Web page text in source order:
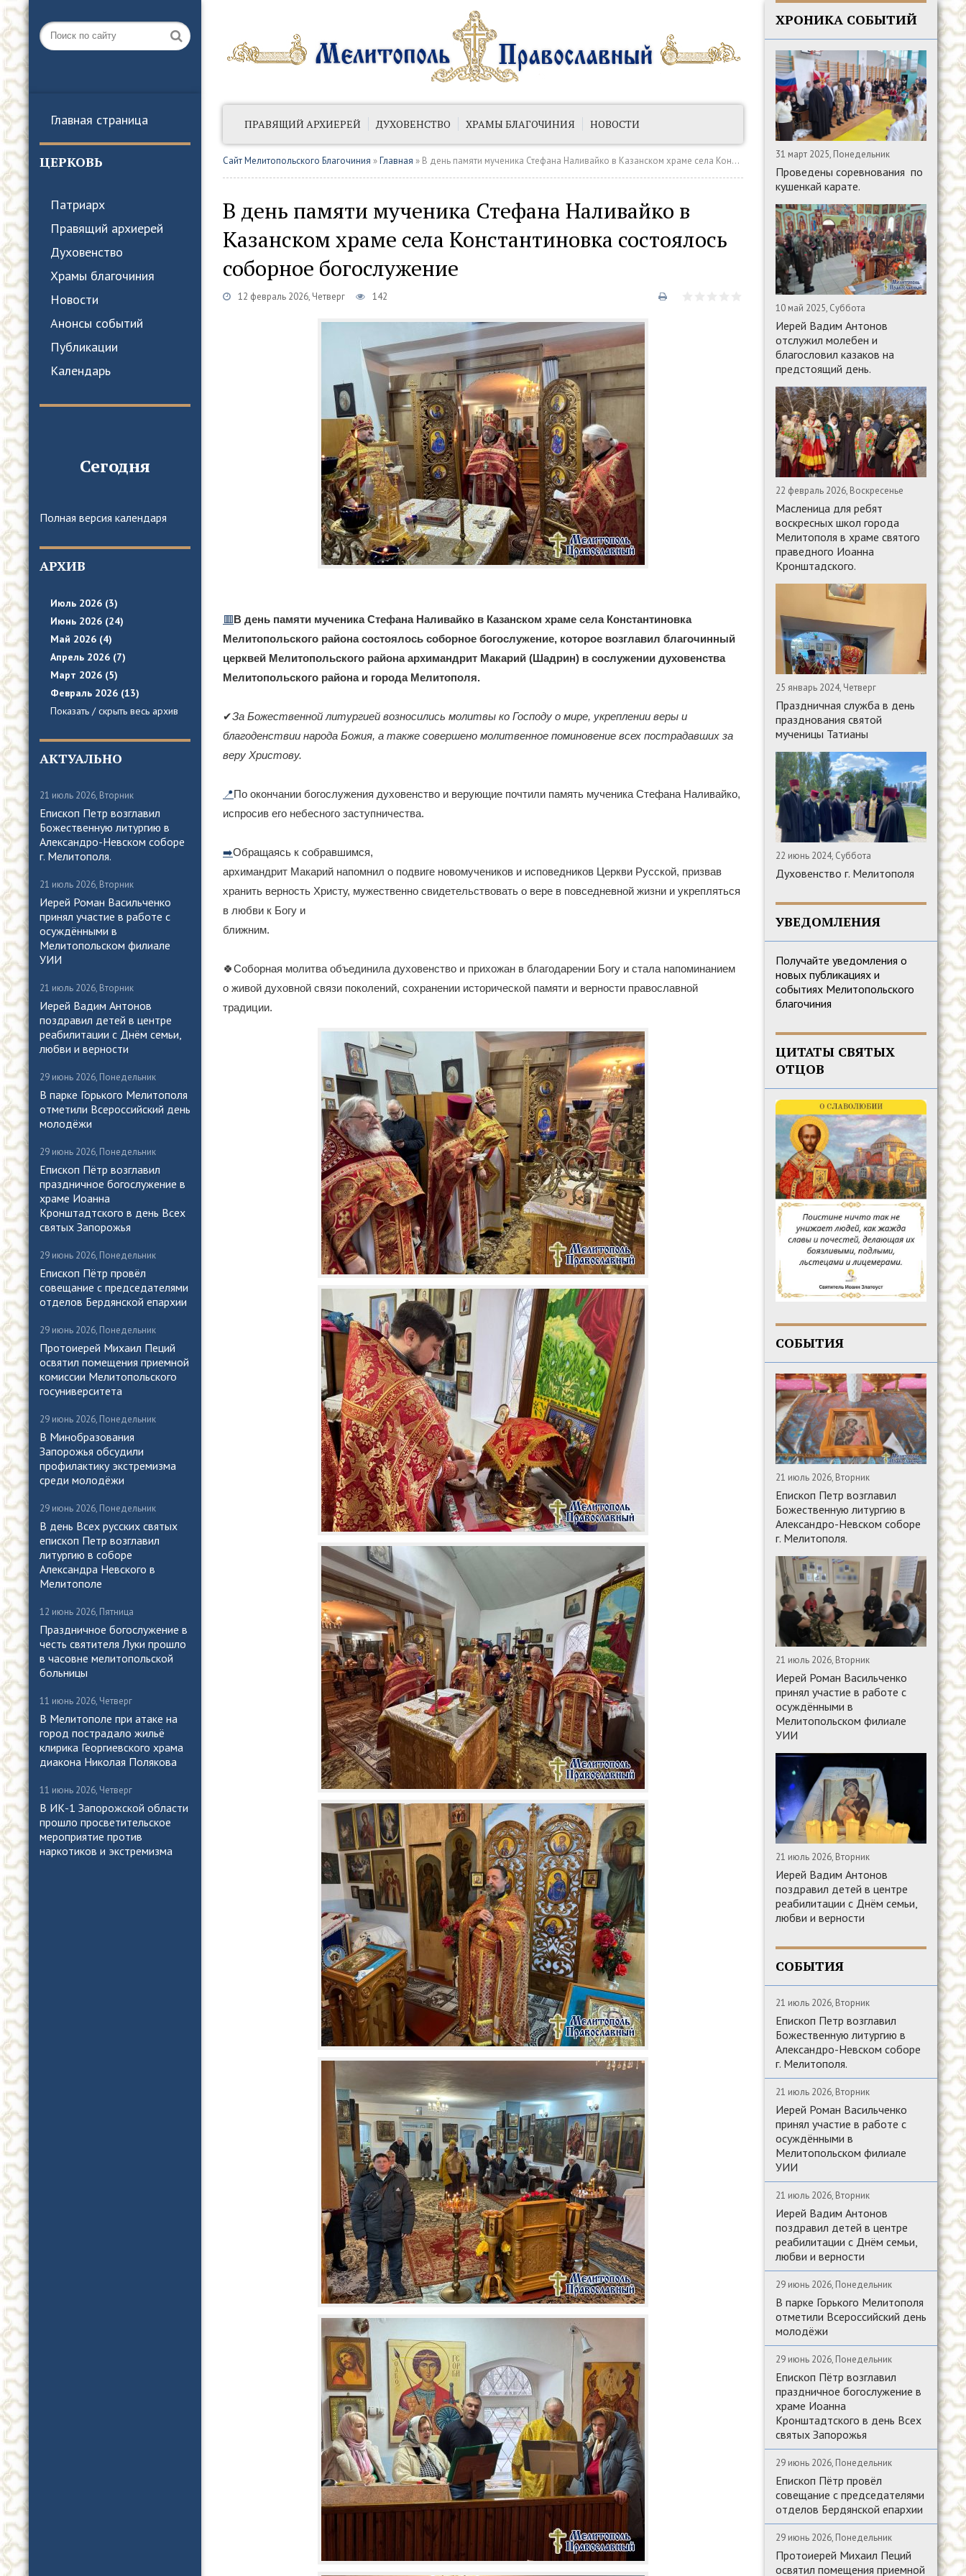
Главная страница
ЦЕРКОВЬ
Патриарх
Правящий архиерей
Духовенство
Храмы благочиния
Новости
Анонсы событий
Публикации
Календарь
Сегодня
Полная версия календаря
АРХИВ
Июль 2026 (3)
Июнь 2026 (24)
Май 2026 (4)
Апрель 2026 (7)
Март 2026 (5)
Февраль 2026 (13)
Показать / скрыть весь архив
АКТУАЛЬНО
21 июль 2026, Вторник
Епископ Петр возглавил
Божественную литургию в
Александро-Невском соборе
г. Мелитополя.
21 июль 2026, Вторник
Иерей Роман Васильченко
принял участие в работе с
осуждёнными в
Мелитопольском филиале
УИИ
21 июль 2026, Вторник
Иерей Вадим Антонов
поздравил детей в центре
реабилитации с Днём семьи,
любви и верности
29 июнь 2026, Понедельник
В парке Горького Мелитополя
отметили Всероссийский день
молодёжи
29 июнь 2026, Понедельник
Епископ Пётр возглавил
праздничное богослужение в
храме Иоанна
Кронштадтского в день Всех
святых Запорожья
29 июнь 2026, Понедельник
Епископ Пётр провёл
совещание с председателями
отделов Бердянской епархии
29 июнь 2026, Понедельник
Протоиерей Михаил Пеций
освятил помещения приемной
комиссии Мелитопольского
госуниверситета
29 июнь 2026, Понедельник
В Минобразования
Запорожья обсудили
профилактику экстремизма
среди молодёжи
29 июнь 2026, Понедельник
В день Всех русских святых
епископ Петр возглавил
литургию в соборе
Александра Невского в
Мелитополе
12 июнь 2026, Пятница
Праздничное богослужение в
честь святителя Луки прошло
в часовне мелитопольской
больницы
11 июнь 2026, Четверг
В Мелитополе при атаке на
город пострадало жильё
клирика Георгиевского храма
диакона Николая Полякова
11 июнь 2026, Четверг
В ИК-1 Запорожской области
прошло просветительское
мероприятие против
наркотиков и экстремизма
ПРАВЯЩИЙ АРХИЕРЕЙ ДУХОВЕНСТВО ХРАМЫ БЛАГОЧИНИЯ НОВОСТИ
АНОНСЫ СОБЫТИЙ ПУБЛИКАЦИИ
Сайт Мелитопольского Благочиния »Главная » В день памяти мученика Стефана Наливайко в Казанском храме села Константиновка состоялось соборное богослужение
В день памяти мученика Стефана Наливайко в
Казанском храме села Константиновка состоялось
соборное богослужение
12 февраль 2026, Четверг 142
🟥В день памяти мученика Стефана Наливайко в Казанском храме села Константиновка
Мелитопольского района состоялось соборное богослужение, которое возглавил благочинный
церквей Мелитопольского района архимандрит Макарий (Шадрин) в сослужении духовенства
Мелитопольского района и города Мелитополя.
✔За Божественной литургией возносились молитвы ко Господу о мире, укреплении веры и
благоденствии народа Божия, а также совершено молитвенное поминовение всех пострадавших за
веру Христову.
📍По окончании богослужения духовенство и верующие почтили память мученика Стефана Наливайко,
испросив его небесного заступничества.
➡️Обращаясь к собравшимся,
архимандрит Макарий напомнил о подвиге новомучеников и исповедников Церкви Русской, призвав
хранить верность Христу, мужественно свидетельствовать о вере в повседневной жизни и укрепляться
в любви к Богу и
ближним.
🍀Соборная молитва объединила духовенство и прихожан в благодарении Богу и стала напоминанием
о живой духовной связи поколений, сохранении исторической памяти и верности православной
традиции.
ХРОНИКА СОБЫТИЙ
31 март 2025, Понедельник
Проведены соревнования по
кушенкай карате.
10 май 2025, Суббота
Иерей Вадим Антонов
отслужил молебен и
благословил казаков на
предстоящий день.
22 февраль 2026, Воскресенье
Масленица для ребят
воскресных школ города
Мелитополя в храме святого
праведного Иоанна
Кронштадского.
25 январь 2024, Четверг
Праздничная служба в день
празднования святой
мученицы Татианы
22 июнь 2024, Суббота
Духовенство г. Мелитополя
УВЕДОМЛЕНИЯ
Получайте уведомления о
новых публикациях и
событиях Мелитопольского
благочиния
ЦИТАТЫ СВЯТЫХ
ОТЦОВ
СОБЫТИЯ
21 июль 2026, Вторник
Епископ Петр возглавил
Божественную литургию в
Александро-Невском соборе
г. Мелитополя.
21 июль 2026, Вторник
Иерей Роман Васильченко
принял участие в работе с
осуждёнными в
Мелитопольском филиале
УИИ
21 июль 2026, Вторник
Иерей Вадим Антонов
поздравил детей в центре
реабилитации с Днём семьи,
любви и верности
СОБЫТИЯ
21 июль 2026, Вторник
Епископ Петр возглавил
Божественную литургию в
Александро-Невском соборе
г. Мелитополя.
21 июль 2026, Вторник
Иерей Роман Васильченко
принял участие в работе с
осуждёнными в
Мелитопольском филиале
УИИ
21 июль 2026, Вторник
Иерей Вадим Антонов
поздравил детей в центре
реабилитации с Днём семьи,
любви и верности
29 июнь 2026, Понедельник
В парке Горького Мелитополя
отметили Всероссийский день
молодёжи
29 июнь 2026, Понедельник
Епископ Пётр возглавил
праздничное богослужение в
храме Иоанна
Кронштадтского в день Всех
святых Запорожья
29 июнь 2026, Понедельник
Епископ Пётр провёл
совещание с председателями
отделов Бердянской епархии
29 июнь 2026, Понедельник
Протоиерей Михаил Пеций
освятил помещения приемной